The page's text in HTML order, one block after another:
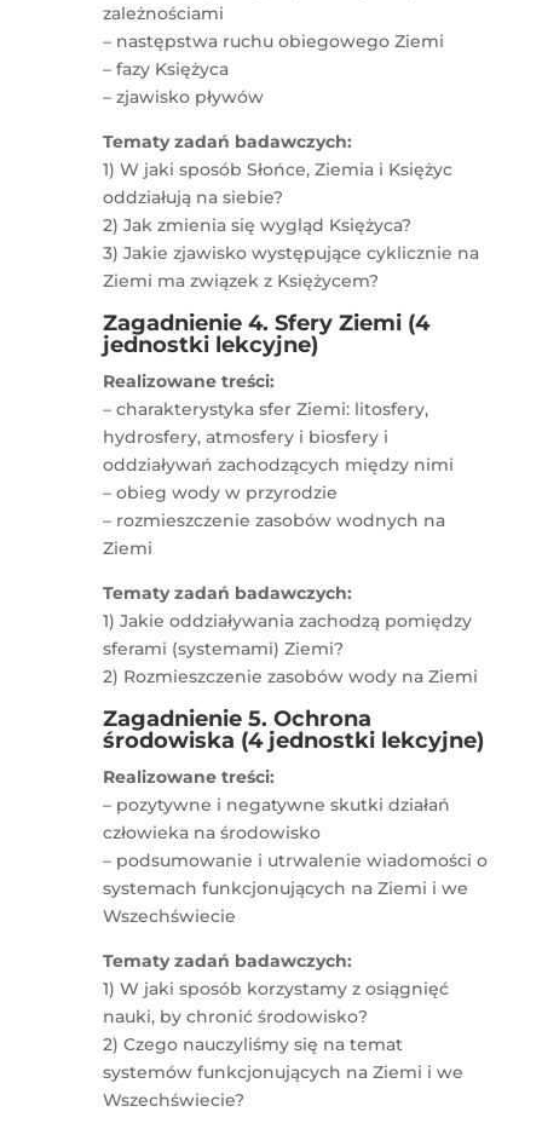
zależnościami
– następstwa ruchu obiegowego Ziemi
– fazy Księżyca
– zjawisko pływów
Tematy zadań badawczych:
1) W jaki sposób Słońce, Ziemia i Księżyc
oddziałują na siebie?
2) Jak zmienia się wygląd Księżyca?
3) Jakie zjawisko występujące cyklicznie na
Ziemi ma związek z Księżycem?
Zagadnienie 4. Sfery Ziemi (4
jednostki lekcyjne)
Realizowane treści:
– charakterystyka sfer Ziemi: litosfery,
hydrosfery, atmosfery i biosfery i
oddziaływań zachodzących między nimi
– obieg wody w przyrodzie
– rozmieszczenie zasobów wodnych na
Ziemi
Tematy zadań badawczych:
1) Jakie oddziaływania zachodzą pomiędzy
sferami (systemami) Ziemi?
2) Rozmieszczenie zasobów wody na Ziemi
Zagadnienie 5. Ochrona
środowiska (4 jednostki lekcyjne)
Realizowane treści:
– pozytywne i negatywne skutki działań
człowieka na środowisko
– podsumowanie i utrwalenie wiadomości o
systemach funkcjonujących na Ziemi i we
Wszechświecie
Tematy zadań badawczych:
1) W jaki sposób korzystamy z osiągnięć
nauki, by chronić środowisko?
2) Czego nauczyliśmy się na temat
systemów funkcjonujących na Ziemi i we
Wszechświecie?